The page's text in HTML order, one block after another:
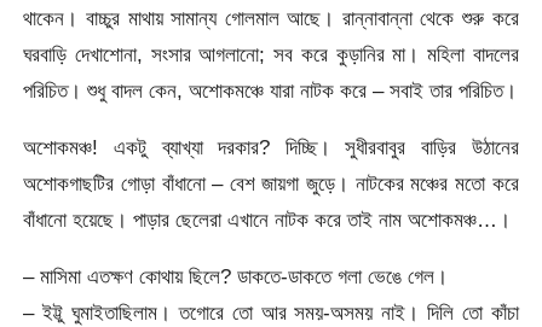
থাকেন। বাচ্চুর মাথায় সামান্য গোলমাল আছে। রান্নাবান্না থেকে শুরু করে
ঘরবাড়ি দেখাশোনা, সংসার আগলানো; সব করে কুড়ানির মা। মহিলা বাদলের
পরিচিত। শুধু বাদল কেন, অশোকমঞ্চে যারা নাটক করে – সবাই তার পরিচিত।
অশোকমঞ্চ! একটু ব্যাখ্যা দরকার? দিচ্ছি। সুধীরবাবুর বাড়ির উঠানের
অশোকগাছটির গোড়া বাঁধানো – বেশ জায়গা জুড়ে। নাটকের মঞ্চের মতো করে
বাঁধানো হয়েছে। পাড়ার ছেলেরা এখানে নাটক করে তাই নাম অশোকমঞ্চ…।
– মাসিমা এতক্ষণ কোথায় ছিলে? ডাকতে-ডাকতে গলা ভেঙে গেল।
– ইট্টু ঘুমাইতাছিলাম। তগোরে তো আর সময়-অসময় নাই। দিলি তো কাঁচা